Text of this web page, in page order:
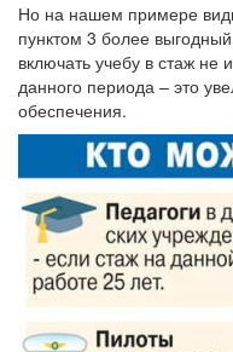
Но на нашем примере
пунктом 3 более
включать учебу в стаж
данного периода – это
обеспечения.